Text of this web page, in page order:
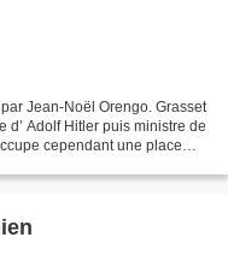
Jean-Noël Orengo. Grasset
d’ Adolf Hitler puis ministre de
cependant une place